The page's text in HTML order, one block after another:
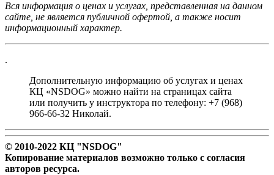
Вся информация о ценах и услугах, представленная на данном
сайте, не является публичной офертой, а также носит
информационный характер.
.
Дополнительную информацию об услугах и ценах
КЦ «NSDOG» можно найти на страницах сайта
или получить у инструктора по телефону: +7 (968)
966-66-32 Николай.
© 2010-2022 КЦ "NSDOG"
Копирование материалов возможно только с согласия
авторов ресурса.